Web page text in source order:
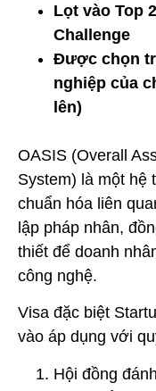
Lọt vào Top
Challenge
Được chọn
nghiệp của
lên)
OASIS (Overall
System) là một hệ
chuẩn hóa liên
lập pháp nhân,
thiết để doanh
công nghệ.
Visa đặc biệt
vào áp dụng với
Hội đồng